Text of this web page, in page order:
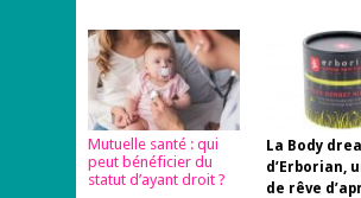
Mutuelle santé : qui
peut bénéficier du
statut d’ayant droit ?
La Body
d’Erborian,
de rêve